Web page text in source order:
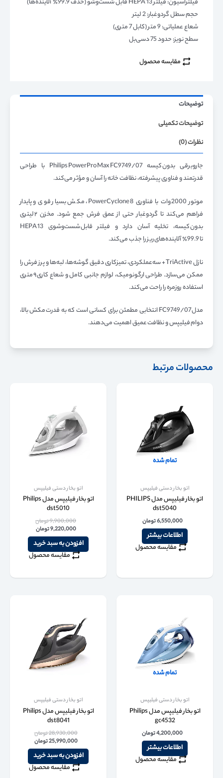
فیلتراسیون: فیلتر HEPA 13 قابل شست‌وشو (حذف 99.9٪ آلاینده‌ها)
حجم سطل گردوغبار: 2 لیتر
شعاع عملیاتی: 9 متر (کابل 7 متری)
سطح نویز: حدود 75 دسی‌بل
مقایسه محصول
توضیحات
توضیحات تکمیلی
نظرات (0)
جاروبرقی بدون کیسه Philips PowerPro Max FC9749/07 با طراحی
قدرتمند و فناوری پیشرفته، نظافت خانه را آسان و مؤثر می‌کند.
موتور 2000 وات با فناوری PowerCyclone 8، مکش بسیار قوی و پایدار
فراهم می‌کند تا گردوغبار حتی از عمق فرش جمع شود. مخزن ۲ لیتری
بدون کیسه، تخلیه‌ آسان دارد و فیلتر قابل شست‌وشوی HEPA 13
تا 99.9٪ آلاینده‌های ریز را جذب می‌کند.
نازل TriActive + سه‌عملکردی، تمیزکاری دقیق گوشه‌ها، لبه‌ها و پرز فرش را
ممکن می‌سازد. طراحی ارگونومیک، لوازم جانبی کامل و شعاع کاری ۹ متری
استفاده روزمره را راحت می‌کند.
مدل FC9749/07 انتخابی مطمئن برای کسانی است که به قدرت مکش بالا،
دوام فیلیپس و نظافت عمیق اهمیت می‌دهند.
محصولات مرتبط
تمام شده
اتو بخار دستی فیلیپس
اتو بخار فیلیپس مدل PHILIPS
dst5040
6,550,000تومان
اطلاعات بیشتر
مقایسه محصول
اتو بخار دستی فیلیپس
اتو بخار فیلیپس مدل Philips
dst5010
9,900,000تومان
9,220,000تومان
افزودن به سبد خرید
مقایسه محصول
تمام شده
اتو بخار دستی فیلیپس
اتو بخار فیلیپس مدل Philips
gc4532
4,200,000تومان
اطلاعات بیشتر
مقایسه محصول
اتو بخار دستی فیلیپس
اتو بخار فیلیپس مدل Philips
dst8041
28,930,000تومان
25,990,000تومان
افزودن به سبد خرید
مقایسه محصول